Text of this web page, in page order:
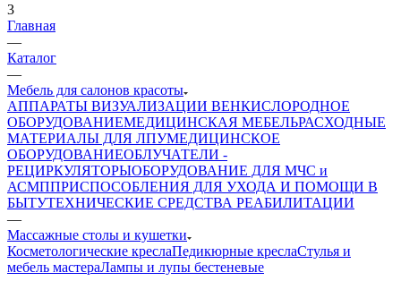
3
Главная
—
Каталог
—
Мебель для салонов красоты
АППАРАТЫ ВИЗУАЛИЗАЦИИ ВЕНКИСЛОРОДНОЕ
ОБОРУДОВАНИЕМЕДИЦИНСКАЯ МЕБЕЛЬРАСХОДНЫЕ
МАТЕРИАЛЫ ДЛЯ ЛПУМЕДИЦИНСКОЕ
ОБОРУДОВАНИЕОБЛУЧАТЕЛИ -
РЕЦИРКУЛЯТОРЫОБОРУДОВАНИЕ ДЛЯ МЧС и
АСМППРИСПОСОБЛЕНИЯ ДЛЯ УХОДА И ПОМОЩИ В
БЫТУТЕХНИЧЕСКИЕ СРЕДСТВА РЕАБИЛИТАЦИИ
—
Массажные столы и кушетки
Косметологические креслаПедикюрные креслаСтулья и
мебель мастераЛампы и лупы бестеневые